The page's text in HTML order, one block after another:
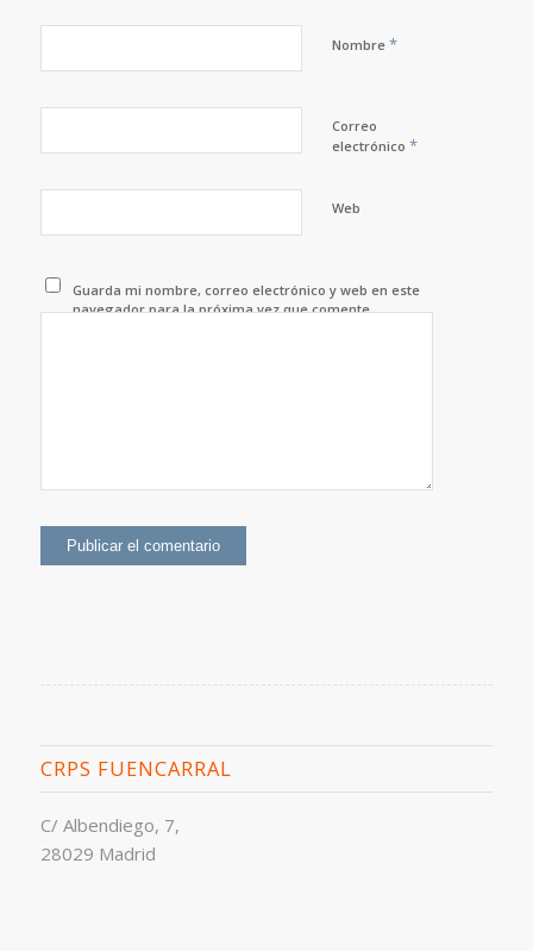
Nombre *
Correo
electrónico *
Web
Guarda mi nombre, correo electrónico y web en este
navegador para la próxima vez que comente.
CRPS FUENCARRAL
C/ Albendiego, 7,
28029 Madrid